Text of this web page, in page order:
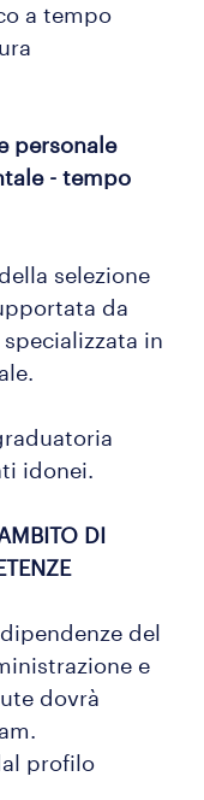
a tempo
personale
- tempo
selezione
da
in
idonei.
DI
del
e
dovrà
profilo